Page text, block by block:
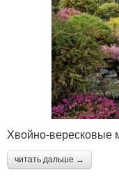
Хвойно-вересковые
читать дальше →